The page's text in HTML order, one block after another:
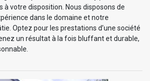
à votre disposition. Nous disposons de
dans le domaine et notre
Optez pour les prestations d’une société
un résultat à la fois bluffant et durable,